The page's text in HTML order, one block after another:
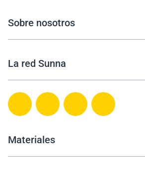
Sobre nosotros
La red Sunna
Materiales